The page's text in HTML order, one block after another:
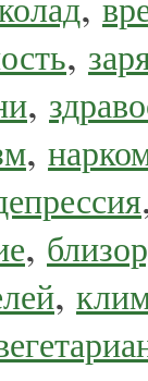
,
,
,
,
,